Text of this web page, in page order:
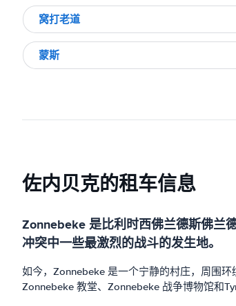
窝打老道
蒙斯
佐内贝克的租车信息
Zonnebeke 是比利时西佛兰德斯佛兰
冲突中一些最激烈的战斗的发生地。
如今，Zonnebeke 是一个宁静的村庄，周围
Zonnebeke 教堂、Zonnebeke 战争博物馆和